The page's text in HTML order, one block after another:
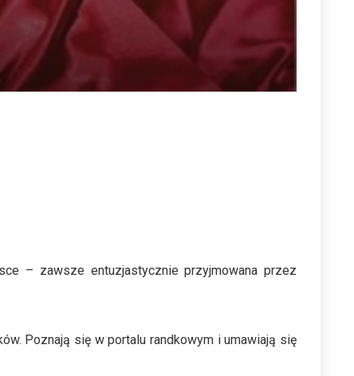
– zawsze entuzjastycznie przyjmowana przez
Poznają się w portalu randkowym i umawiają się